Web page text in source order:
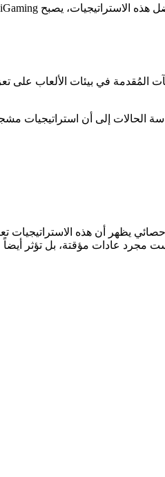
المُقدمة في بيئات الألعاب على
الحالات إلى أن استراتيجيات
يظهر أن هذه
مجرد عادات مؤقتة، بل تؤثر